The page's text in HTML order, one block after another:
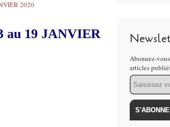
au 19 JANVIER
Abonnez-
articles
Email